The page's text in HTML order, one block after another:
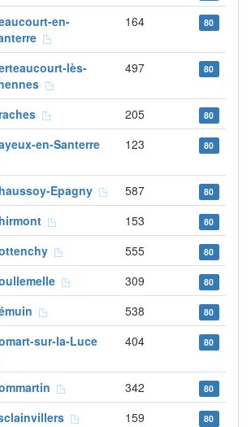
en-
164 80
lès-
497 80
205 80
en-Santerre 123 80
Epagny 587 80
153 80
555 80
309 80
538 80
sur-la-Luce 404 80
342 80
159 80